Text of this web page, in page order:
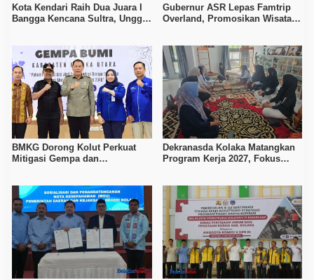
Kota Kendari Raih Dua Juara I
Bangga Kencana Sultra, Unggul
Gubernur ASR Lepas Famtrip
Overland, Promosikan Wisata
BMKG Dorong Kolut Perkuat
Mitigasi Gempa dan
Dekranasda Kolaka Matangkan
Program Kerja 2027, Fokus